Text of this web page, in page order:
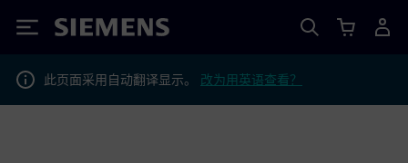
Siemens
此页面采用自动翻译显示。 改为用英语查看？